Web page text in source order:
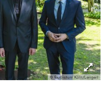
© Erzbistum Köln/Lengert